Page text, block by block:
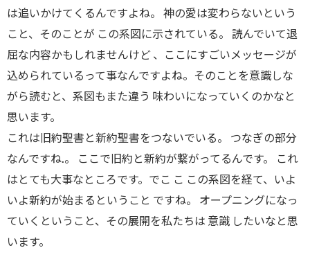
は追いかけてくるんですよね。 神の愛は変わらないという
こと、そのことが この系図に示されている。 読んでいて退
屈な内容かもしれませんけど 、ここにすごいメッセージが
込められているって事なんですよね。そのことを意識しな
がら読むと、系図もまた違う 味わいになっていくのかなと
思います。
これは旧約聖書と新約聖書をつないでいる。 つなぎの部分
なんですね.。 ここで旧約と新約が繋がってるんです。 これ
はとても大事なところです。でこ こ この系図を経て、いよ
いよ新約が始まるということ ですね。 オープニングになっ
ていくということ、その展開を私たちは 意識 したいなと思
います。